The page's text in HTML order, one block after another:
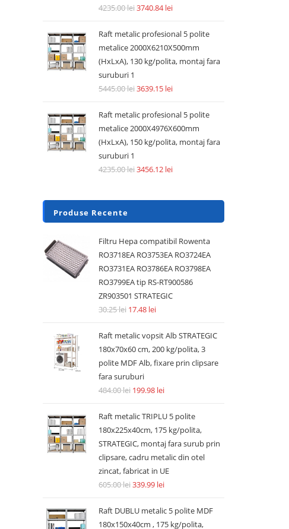
4235.00lei3740.84lei
Raft metalic profesional 5 polite
metalice 2000X6210X500mm
(HxLxA), 130 kg/polita, montaj fara
suruburi 1
5445.00lei3639.15 lei
Raft metalic profesional 5 polite
metalice 2000X4976X600mm
(HxLxA), 150 kg/polita, montaj fara
suruburi 1
4235.00lei3456.12 lei
Produse Recente
Filtru Hepa compatibil Rowenta
RO3718EA RO3753EA RO3724EA
RO3731EA RO3786EA RO3798EA
RO3799EA tip RS-RT900586
ZR903501 STRATEGIC
30.25lei 17.48 lei
Raft metalic vopsit Alb STRATEGIC
180x70x60 cm, 200 kg/polita, 3
polite MDF Alb, fixare prin clipsare
fara suruburi
484.00lei 199.98 lei
Raft metalic TRIPLU 5 polite
180x225x40cm, 175 kg/polita,
STRATEGIC, montaj fara surub prin
clipsare, cadru metalic din otel
zincat, fabricat in UE
605.00lei339.99 lei
Raft DUBLU metalic 5 polite MDF
180x150x40cm , 175 kg/polita,